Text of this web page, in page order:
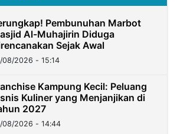
Pembunuhan Marbot
Al-Muhajirin Diduga
Sejak Awal
08/2026 - 15:14
Kampung Kecil: Peluang
Kuliner yang Menjanjikan di
2027
08/2026 - 14:44